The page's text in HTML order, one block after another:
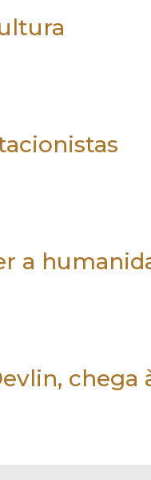
a
chega